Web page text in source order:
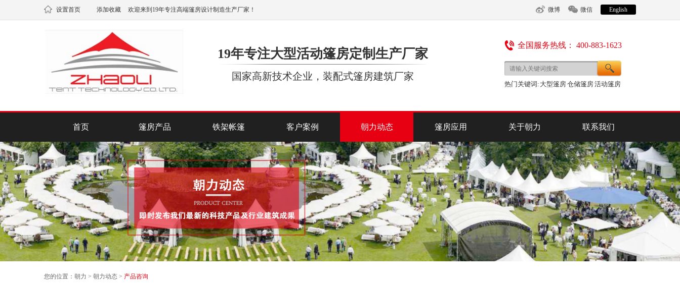
设置首页 添加收藏 欢迎来到19年专注高端篷房设计制造生产厂家！ 微博 微信 English
19年专注大型活动篷房定制生产厂家
国家高新技术企业，装配式篷房建筑厂家
全国服务热线： 400-883-1623
热门关键词: 大型篷房仓储篷房活动篷房
首页 篷房产品 铁架帐篷 客户案例 朝力动态 篷房应用 关于朝力 联系我们
您的位置： 朝力 > 朝力动态 > 产品咨询